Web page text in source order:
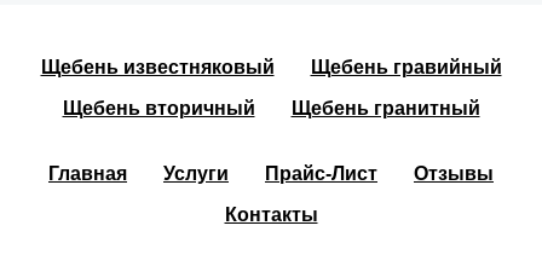
Щебень известняковый
Щебень гравийный
Щебень вторичный
Щебень гранитный
Главная Услуги Прайс-Лист
Отзывы
Контакты